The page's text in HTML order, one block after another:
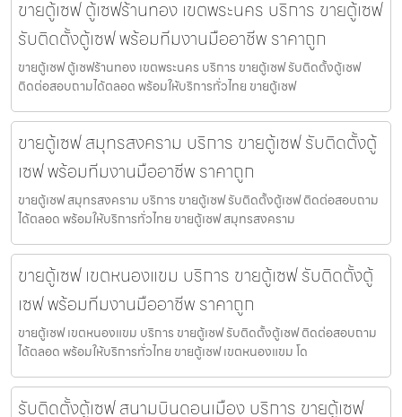
ขายตู้เซฟ ตู้เซฟร้านทอง เขตพระนคร บริการ ขายตู้เซฟ
รับติดตั้งตู้เซฟ พร้อมทีมงานมืออาชีพ ราคาถูก
ขายตู้เซฟ ตู้เซฟร้านทอง เขตพระนคร บริการ ขายตู้เซฟ รับติดตั้งตู้เซฟ
ติดต่อสอบถามได้ตลอด พร้อมให้บริการทั่วไทย ขายตู้เซฟ
ขายตู้เซฟ สมุทรสงคราม บริการ ขายตู้เซฟ รับติดตั้งตู้
เซฟ พร้อมทีมงานมืออาชีพ ราคาถูก
ขายตู้เซฟ สมุทรสงคราม บริการ ขายตู้เซฟ รับติดตั้งตู้เซฟ ติดต่อสอบถาม
ได้ตลอด พร้อมให้บริการทั่วไทย ขายตู้เซฟ สมุทรสงคราม
ขายตู้เซฟ เขตหนองแขม บริการ ขายตู้เซฟ รับติดตั้งตู้
เซฟ พร้อมทีมงานมืออาชีพ ราคาถูก
ขายตู้เซฟ เขตหนองแขม บริการ ขายตู้เซฟ รับติดตั้งตู้เซฟ ติดต่อสอบถาม
ได้ตลอด พร้อมให้บริการทั่วไทย ขายตู้เซฟ เขตหนองแขม โด
รับติดตั้งตู้เซฟ สนามบินดอนเมือง บริการ ขายตู้เซฟ